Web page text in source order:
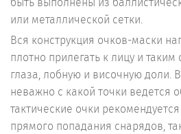
или металлической сетки.
Вся конструкция очков-маски
плотно прилегать к лицу и
глаза, лобную и височную доли.
неважно с какой точки ведется
тактические очки
прямого попадания снарядов,